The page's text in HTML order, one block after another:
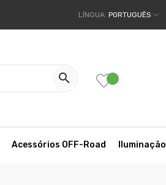
LÍNGUA: PORTUGUÊS

Acessórios OFF-Road Iluminação